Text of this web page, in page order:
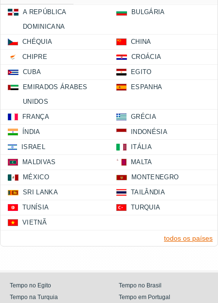
A REPÚBLICA
DOMINICANA
BULGÁRIA
CHÉQUIA CHINA
CHIPRE CROÁCIA
CUBA EGITO
EMIRADOS ÁRABES
UNIDOS
ESPANHA
FRANÇA GRÉCIA
ÍNDIA INDONÉSIA
ISRAEL ITÁLIA
MALDIVAS MALTA
MÉXICO MONTENEGRO
SRI LANKA TAILÂNDIA
TUNÍSIA TURQUIA
VIETNÃ
todos os países
Tempo no Egito
Tempo no Brasil
Tempo na Turquia
Tempo em Portugal